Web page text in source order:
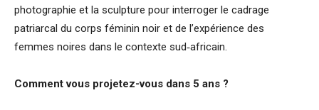
photographie et la sculpture pour interroger le cadrage
patriarcal du corps féminin noir et de l’expérience des
femmes noires dans le contexte sud‑africain.
Comment vous projetez-vous dans 5 ans ?